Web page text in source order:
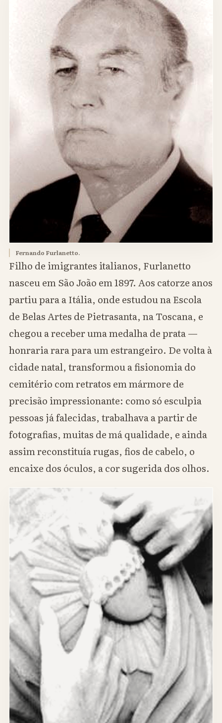
Fernando Furlanetto.
Filho de imigrantes italianos, Furlanetto
nasceu em São João em 1897. Aos catorze anos
partiu para a Itália, onde estudou na Escola
de Belas Artes de Pietrasanta, na Toscana, e
chegou a receber uma medalha de prata —
honraria rara para um estrangeiro. De volta à
cidade natal, transformou a fisionomia do
cemitério com retratos em mármore de
precisão impressionante: como só esculpia
pessoas já falecidas, trabalhava a partir de
fotografias, muitas de má qualidade, e ainda
assim reconstituía rugas, fios de cabelo, o
encaixe dos óculos, a cor sugerida dos olhos.